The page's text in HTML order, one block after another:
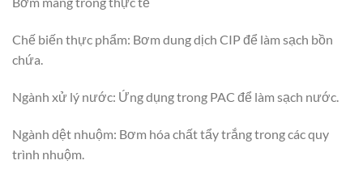
Chế biến thực phẩm: Bơm dung dịch CIP để làm sạch bồn
chứa.
Ngành xử lý nước: Ứng dụng trong PAC để làm sạch nước.
Ngành dệt nhuộm: Bơm hóa chất tẩy trắng trong các quy
trình nhuộm.